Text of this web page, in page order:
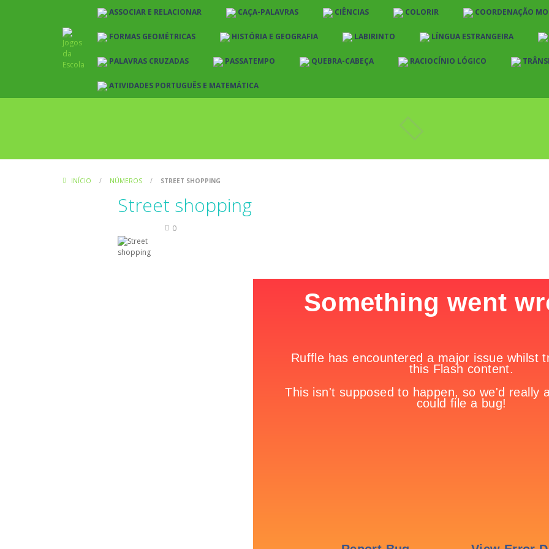
ASSOCIAR E RELACIONAR CAÇA-PALAVRAS CIÊNCIAS COLORIR COORDENAÇÃO
FORMAS GEOMÉTRICAS HISTÓRIA E GEOGRAFIA LABIRINTO LÍNGUA ESTRANGEIRA
PALAVRAS CRUZADAS PASSATEMPO QUEBRA-CABEÇA RACIOCÍNIO LÓGICO
ATIVIDADES PORTUGUÊS E MATEMÁTICA
INÍCIO / NÚMEROS / STREET SHOPPING
Street shopping
0